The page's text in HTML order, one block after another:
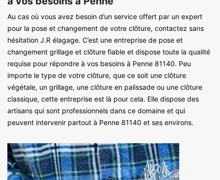
Au cas où vous avez besoin d’un service offert par un expert
pour la pose et changement de votre clôture, contactez sans
hésitation J.R élagage. C’est une entreprise de pose et
changement grillage et clôture fiable et dispose toute la qualité
requise pour répondre à vos besoins à Penne 81140. Peu
importe le type de votre clôture, que ce soit une clôture
végétale, un grillage, une clôture en palissade ou une clôture
classique, cette entreprise est là pour cela. Elle dispose des
artisans qui sont professionnels dans ce domaine et qui
peuvent intervenir partout à Penne 81140 et ses environs.